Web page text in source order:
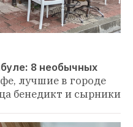
8 необычных
лучшие в городе
бенедикт и сырники